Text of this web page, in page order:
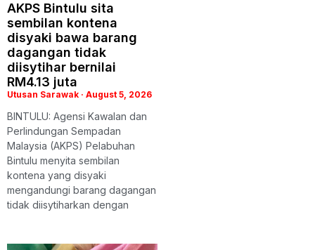
AKPS Bintulu sita
sembilan kontena
disyaki bawa barang
dagangan tidak
diisytihar bernilai
RM4.13 juta
Utusan Sarawak August 5, 2026
BINTULU: Agensi Kawalan dan
Perlindungan Sempadan
Malaysia (AKPS) Pelabuhan
Bintulu menyita sembilan
kontena yang disyaki
mengandungi barang dagangan
tidak diisytiharkan dengan